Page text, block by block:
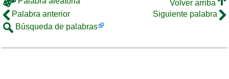
Volver arriba
Palabra anterior
Siguiente palabra
Búsqueda de palabras